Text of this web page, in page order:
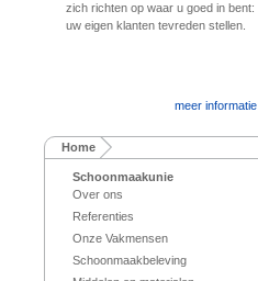
zich richten op waar u goed in bent:
uw eigen klanten tevreden stellen.
meer informatie
Home
Schoonmaakunie
Over ons
Referenties
Onze Vakmensen
Schoonmaakbeleving